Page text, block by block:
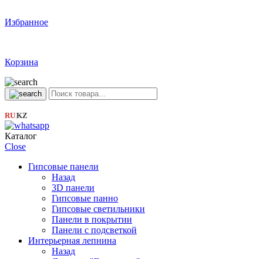
Избранное
Корзина
RU|KZ
Каталог
Close
Гипсовые панели
Назад
3D панели
Гипсовые панно
Гипсовые светильники
Панели в покрытии
Панели с подсветкой
Интерьерная лепнина
Назад